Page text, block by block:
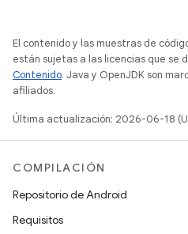
El contenido y las muestras de
están sujetas a las licencias que se
Contenido. Java y OpenJDK son
afiliados.
Última actualización: 2026-06-18
COMPILACIÓN
Repositorio de Android
Requisitos